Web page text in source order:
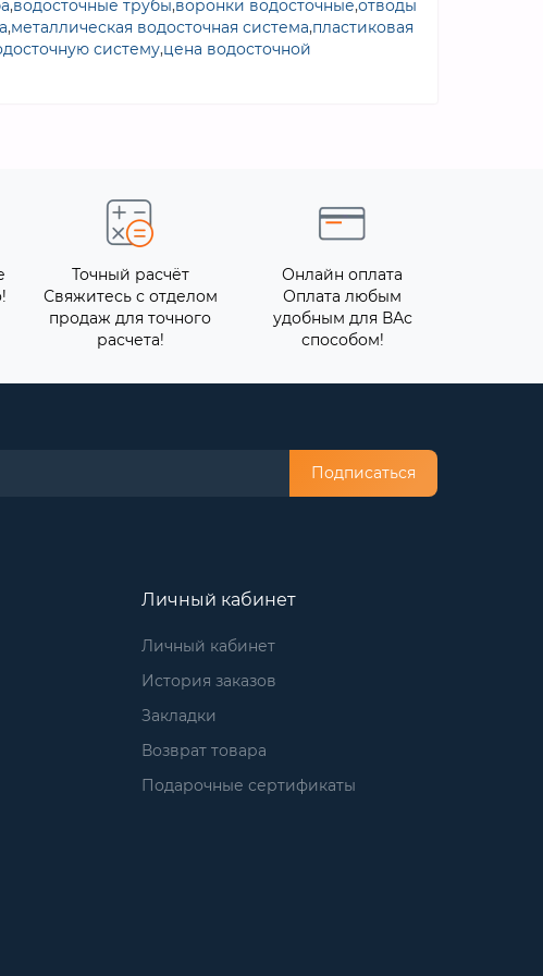
,водосточные трубы,воронки водосточные,отводы
,металлическая водосточная система,пластиковая
систему,цена водосточной
Точный расчёт
Свяжитесь с отделом
продаж для точного
расчета!
Онлайн оплата
Оплата любым
удобным для ВАс
способом!
Подписаться
Личный кабинет
Личный кабинет
История заказов
Закладки
Возврат товара
Подарочные сертификаты